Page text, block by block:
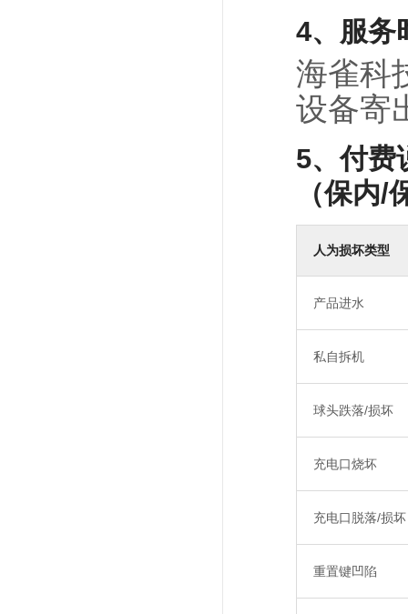
4、服务
海雀科
设备寄
5、付费
（保内
人为损坏类型
产品进水
私自拆机
球头跌落/损坏
充电口烧坏
充电口脱落/损坏
重置键凹陷